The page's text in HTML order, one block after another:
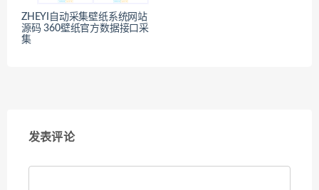
ZHEYI自动采集壁纸系统网站
源码 360壁纸官方数据接口采
集
发表评论